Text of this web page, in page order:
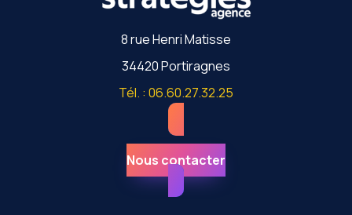
8 rue Henri Matisse
34420 Portiragnes
Tél. : 06.60.27.32.25
Nous contacter